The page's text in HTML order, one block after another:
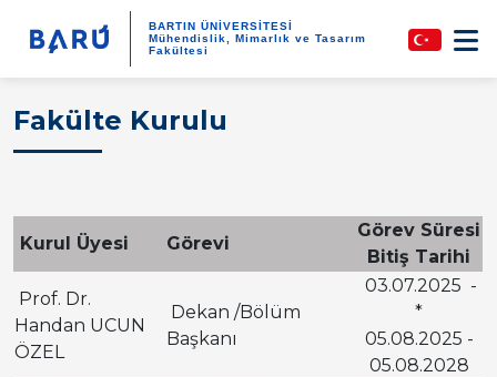
BARTIN ÜNİVERSİTESİ
Mühendislik, Mimarlık ve Tasarım
Fakültesi
Fakülte Kurulu
Kurul Üyesi Görevi
Görev Süresi
Bitiş Tarihi
Prof. Dr.
Handan UCUN
ÖZEL
Dekan /Bölüm
Başkanı
03.07.2025 -
*
05.08.2025 -
05.08.2028